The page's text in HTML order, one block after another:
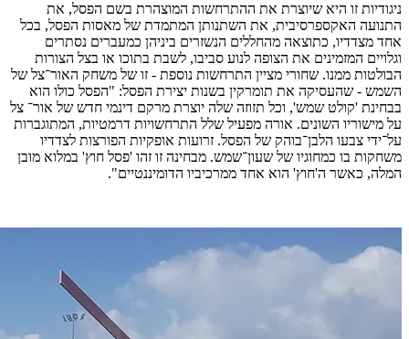
ניגודיות זו היא שיוצרת את ההתרחשות המוצהרת בשם הפסל, את
התנועה האקספרסיבית, את השתנותן המתמדת של מאסות הפסל, בכל
אחד מצדדיו, כתוצאה מהחללים הנשזרים ביניהן כמעברים נסתרים
וגלויים המזמינים את הצופה לנוע סביבו, לשבת בתוכו או בצל הצורות
הבולטות ממנו. שחורי מציין התרחשות נוספת - זו של משחק האור־צל של
השמש - שהעסיקה את תומרקין בשנות יצירת הפסל: "הפסל כולו הוא
בבחינת 'קולט שמש', וכל תזוזה שלה יוצרת מרקם דינמי חדש של אור־ צל
על מישוריו השונים. אורה מפעיל שלל התרחשויות דרמטיות, המתוגברות
על־ידי צבעו הלבן־בוהק של הפסל. זרועות אופקיות הפורצות לצדדיו
משחקות בו כמחוגיו של שעון־שמש. מבחינה זו זהו 'פסל חוץ' במלוא מובן
המלה, כאשר ה'חוץ' הוא אחד ממרכיביו הדומיננטיים".